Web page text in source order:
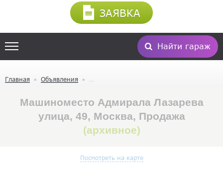
Найти гараж
ЗАЯВКА
Главная Объявления
Машиноместо Адмирала Лазарева
улица, 49, Москва, Продажа
(архивное)
Посмотреть на карте